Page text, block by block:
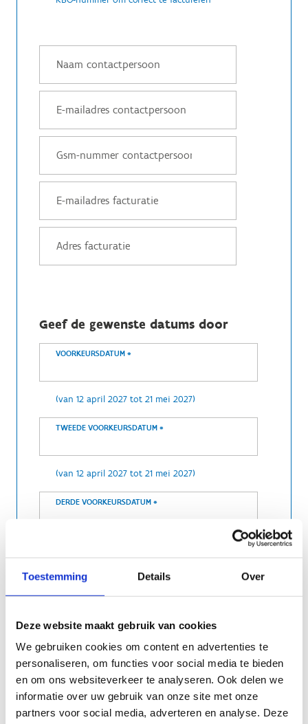
Toestemming Details Over
Deze website maakt gebruik van cookies
We gebruiken cookies om content en advertenties te
personaliseren, om functies voor social media te bieden
en om ons websiteverkeer te analyseren. Ook delen we
informatie over uw gebruik van onze site met onze
partners voor social media, adverteren en analyse. Deze
Geef de gewenste datums door
VOORKEURSDATUM *
(van 12 april 2027 tot 21 mei 2027)
TWEEDE VOORKEURSDATUM *
(van 12 april 2027 tot 21 mei 2027)
DERDE VOORKEURSDATUM *
Extra informatie
Gewenst moment
In de voormiddag: van 09.30 tot 12.00
uur
In de namiddag: van 13.00 tot 15.30 uur
Onderwijsgraad*